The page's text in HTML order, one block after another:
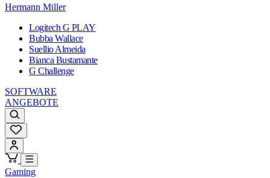
Hermann Miller
Logitech G PLAY
Bubba Wallace
Suellio Almeida
Bianca Bustamante
G Challenge
SOFTWARE
ANGEBOTE
Gaming